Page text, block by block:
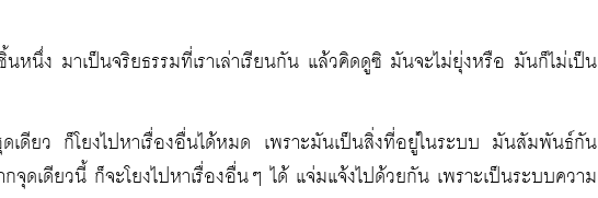
นึ่ง มาเป็นจริยธรรมที่เราเล่าเรียนกัน แล้วคิดดูซิ มันจะไม่ยุ่งหรือ มันก็ไม่เป็น
ดเดียว ก็โยงไปหาเรื่องอื่นได้หมด เพราะมันเป็นสิ่งที่อยู่ในระบบ มันสัมพันธ์กัน
กจุดเดียวนี้ ก็จะโยงไปหาเรื่องอื่นๆ ได้ แจ่มแจ้งไปด้วยกัน เพราะเป็นระบบความ